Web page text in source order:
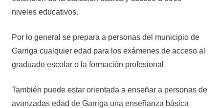
niveles educativos.
Por lo general se prepara a personas del municipio de
Garriga cualquier edad para los exámenes de acceso al
graduado escolar o la formación profesional
También puede estar orientada a enseñar a personas de
avanzadas edad de Garriga una enseñanza básica